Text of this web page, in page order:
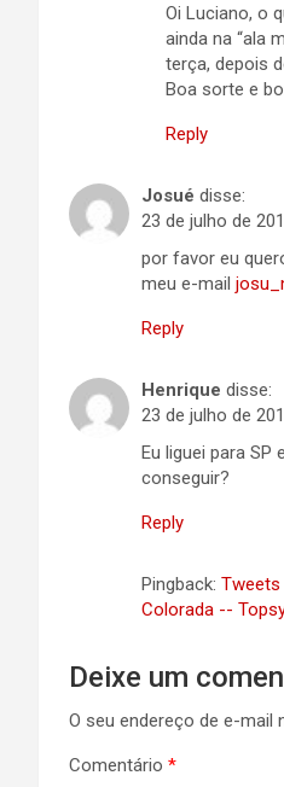
Oi Luciano, o
ainda na “ala
terça, depois
Boa sorte e
Reply
Josué disse:
23 de julho de
por favor eu
meu e-mail
Reply
Henrique disse:
23 de julho de
Eu liguei para
conseguir?
Reply
Pingback: Tweets
Colorada --
Deixe um
O seu endereço de e-mail
Comentário *